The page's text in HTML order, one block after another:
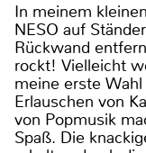
In meinem
NESO auf
Rückwand
rockt! Vielleicht
meine erste
Erlauschen von
von Popmusik
Spaß. Die